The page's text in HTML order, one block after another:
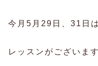
今月5月29日、31日
レッスンがございま